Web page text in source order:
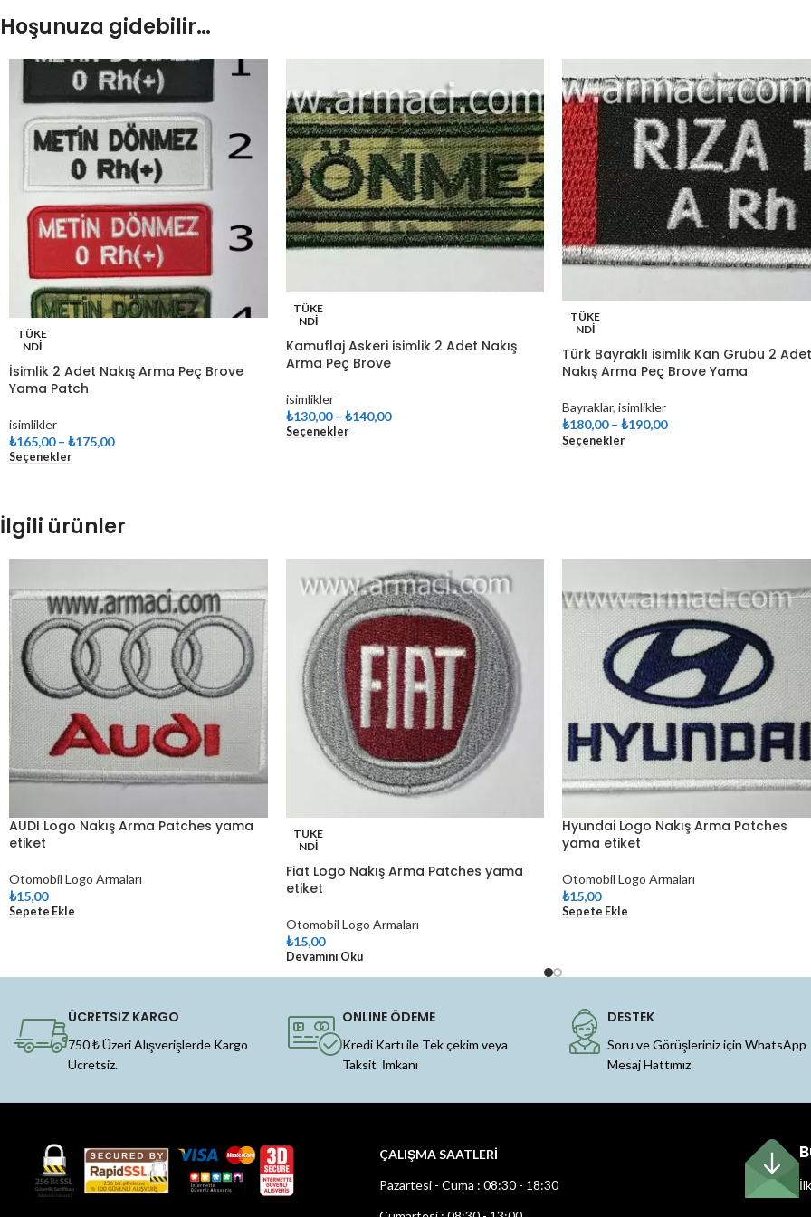
Hoşunuza gidebilir…
TÜKE
NDI
İsimlik 2 Adet Nakış Arma Peç Brove
Yama Patch
isimlikler
₺165,00 – ₺175,00
Seçenekler
TÜKE
NDI
Kamuflaj Askeri isimlik 2 Adet Nakış
Arma Peç Brove
isimlikler
₺130,00 – ₺140,00
Seçenekler
TÜKE
NDI
Türk Bayraklı isimlik Kan Grubu 2 Adet
Nakış Arma Peç Brove Yama
Bayraklar, isimlikler
₺180,00 – ₺190,00
Seçenekler
İlgili ürünler
AUDI Logo Nakış Arma Patches yama
etiket
Otomobil Logo Armaları
₺15,00
Sepete Ekle
TÜKE
NDI
Fiat Logo Nakış Arma Patches yama
etiket
Otomobil Logo Armaları
₺15,00
Devamını Oku
Hyundai Logo Nakış Arma Patches
yama etiket
Otomobil Logo Armaları
₺15,00
Sepete Ekle
ÜCRETSİZ KARGO
750 ₺ Üzeri Alışverişlerde Kargo
Ücretsiz.
ONLINE ÖDEME
Kredi Kartı ile Tek çekim veya
Taksit İmkanı
DESTEK
Soru ve Görüşleriniz için WhatsApp
Mesaj Hattımız
ÇALIŞMA SAATLERİ
Pazartesi - Cuma : 08:30 - 18:30